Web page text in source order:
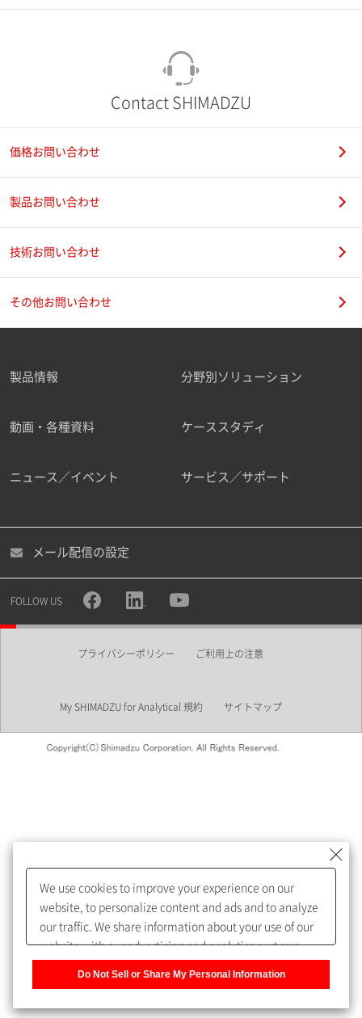
ご勤務先
職種
所属部署
めします。
My SHIMADZU for Analyticalへ登録いただくと、技術情報や
取扱説明書・Webinarなどの閲覧ができます。
うになります。
Contact SHIMADZU
価格お問い合わせ
製品お問い合わせ
技術お問い合わせ
その他お問い合わせ
製品情報 分野別ソリューション
動画・各種資料 ケーススタディ
ニュース／イベント サービス／サポート
メール配信の設定
FOLLOW US
プライバシーポリシー ご利用上の注意
My SHIMADZU for Analytical 規約 サイトマップ
We use cookies to improve your experience on our
website, to personalize content and ads and to analyze
our traffic. We share information about your use of our
website with our advertising and analytics partners,
Do Not Sell or Share My Personal Information